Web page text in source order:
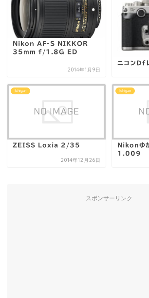
Nikon AF-S NIKKOR
35mm f/1.8G ED
2014年1月9日
ニコンDf
Ichigan
ZEISS Loxia 2/35
2014年12月26日
Ichigan
Nikonゆ
1.009
スポンサーリンク